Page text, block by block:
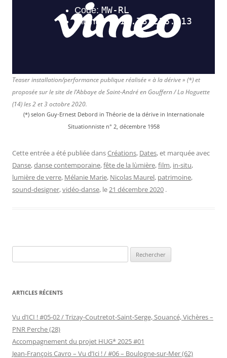
Teaser installation/performance publique réalisée « à la dérive » (*) et
proposée sur le site de l’Abbaye de Saint-André en Gouffern / La Hoguette
(14) les 2 et 3 octobre 2020.
(*) selon Guy-Ernest Debord in Théorie de la dérive in Internationale
Situationniste n° 2, décembre 1958
Cette entrée a été publiée dansCréations, Dates, et marquée avec
Danse,danse contemporaine,fête de la lùmière,film, in-situ,
lumière de verre, Mélanie Marie, Nicolas Maurel, patrimoine,
sound-designer,vidéo-danse, le21 décembre 2020 .
ARTICLES RÉCENTS
Vu d’ICI ! #05-02 / Trizay-Coutretot-Saint-Serge, Souancé, Vichères –
PNR Perche (28)
Accompagnement du projet HUG* 2025 #01
Jean-François Cavro – Vu d’Ici ! / #06 – Boulogne-sur-Mer (62)